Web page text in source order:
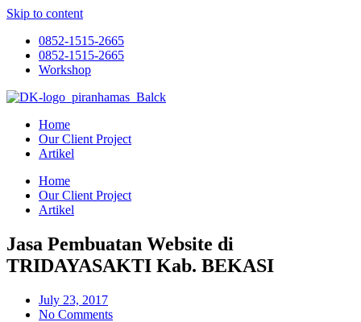
Skip to content
0852-1515-2665
0852-1515-2665
Workshop
Home
Our Client Project
Artikel
Home
Our Client Project
Artikel
Jasa Pembuatan Website di
TRIDAYASAKTI Kab. BEKASI
July 23, 2017
No Comments